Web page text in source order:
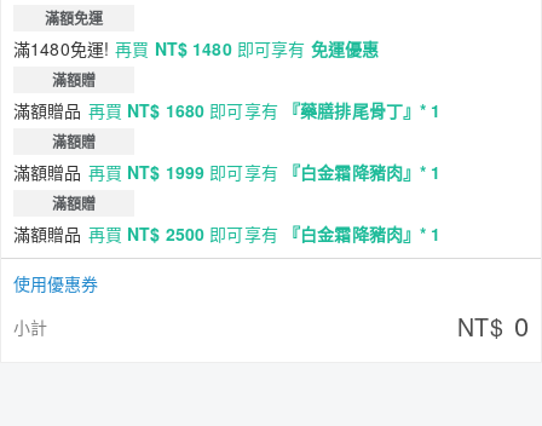
滿額免運
滿1480免運! 再買 NT$ 1480即可享有 免運優惠
滿額贈
滿額贈品 再買 NT$ 1680 即可享有 『藥膳排尾骨丁』* 1
滿額贈
滿額贈品 再買 NT$ 1999 即可享有 『白金霜降豬肉』* 1
滿額贈
滿額贈品 再買 NT$ 2500 即可享有 『白金霜降豬肉』* 1
使用優惠券
小計
NT$ 0